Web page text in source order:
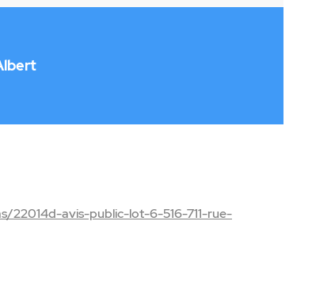
22014d-avis-public-lot-6-516-711-rue-